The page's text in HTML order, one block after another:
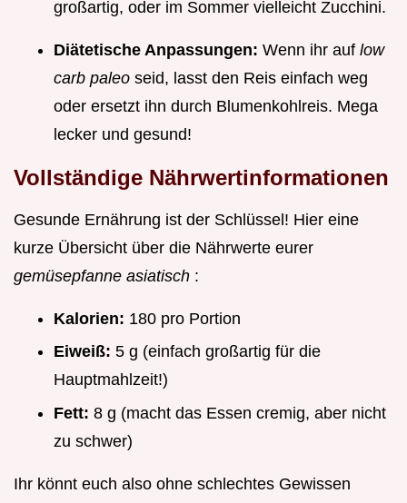
großartig, oder im Sommer vielleicht Zucchini.
Diätetische Anpassungen: Wenn ihr auf low
carb paleo seid, lasst den Reis einfach weg
oder ersetzt ihn durch Blumenkohlreis. Mega
lecker und gesund!
Vollständige Nährwertinformationen
Gesunde Ernährung ist der Schlüssel! Hier eine
kurze Übersicht über die Nährwerte eurer
gemüsepfanne asiatisch :
Kalorien: 180 pro Portion
Eiweiß: 5 g (einfach großartig für die
Hauptmahlzeit!)
Fett: 8 g (macht das Essen cremig, aber nicht
zu schwer)
Ihr könnt euch also ohne schlechtes Gewissen